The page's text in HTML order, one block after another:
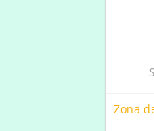
Zona